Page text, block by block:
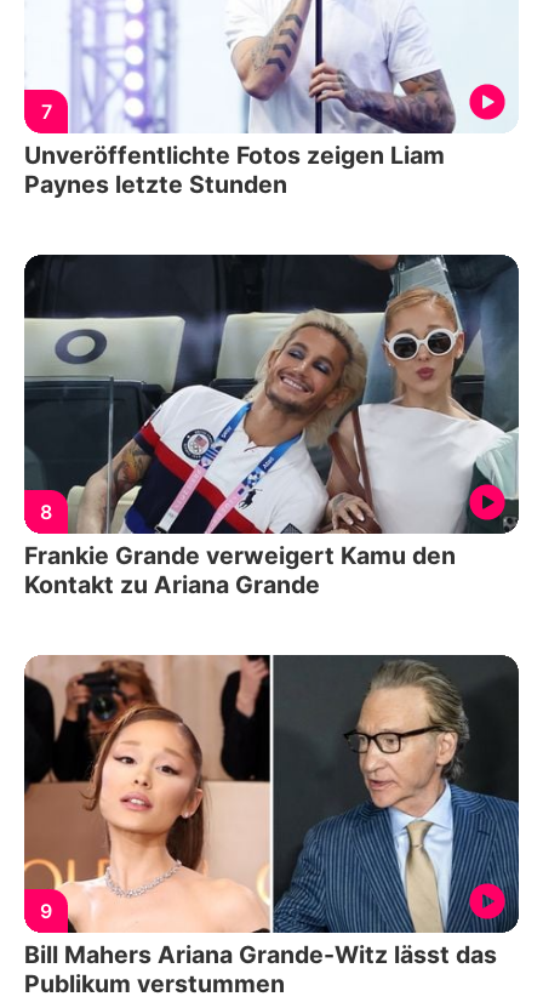
7
Unveröffentlichte Fotos zeigen Liam
Paynes letzte Stunden
8
Frankie Grande verweigert Kamu den
Kontakt zu Ariana Grande
9
Bill Mahers Ariana Grande-Witz lässt das
Publikum verstummen